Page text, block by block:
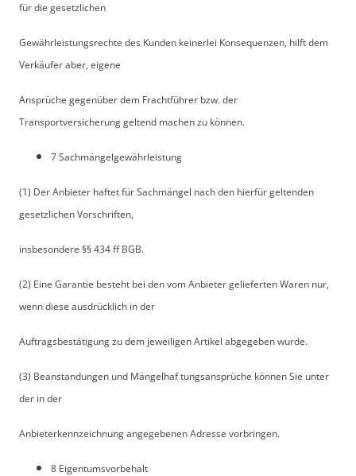
für die gesetzlichen
Gewährleistungsrechte des Kunden keinerlei Konsequenzen, hilft dem
Verkäufer aber, eigene
Ansprüche gegenüber dem Frachtführer bzw. der
Transportversicherung geltend machen zu können.
7 Sachmängelgewährleistung
(1) Der Anbieter haftet für Sachmängel nach den hierfür geltenden
gesetzlichen Vorschriften,
insbesondere §§ 434 ff BGB.
(2) Eine Garantie besteht bei den vom Anbieter gelieferten Waren nur,
wenn diese ausdrücklich in der
Auftragsbestätigung zu dem jeweiligen Artikel abgegeben wurde.
(3) Beanstandungen und Mängelhaf tungsansprüche können Sie unter
der in der
Anbieterkennzeichnung angegebenen Adresse vorbringen.
8 Eigentumsvorbehalt